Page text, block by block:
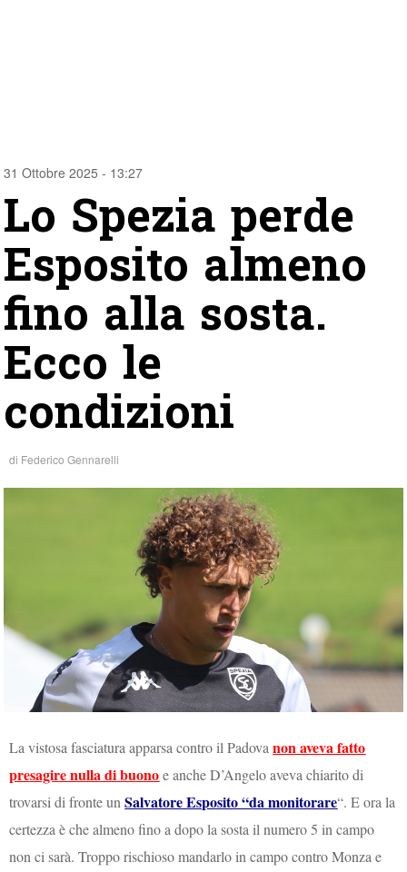
31 Ottobre 2025 - 13:27
Lo Spezia perde
Esposito almeno
fino alla sosta.
Ecco le
condizioni
di Federico Gennarelli
La vistosa fasciatura apparsa contro il Padovanon aveva fatto
presagire nulla di buonoe anche D’Angelo aveva chiarito di
trovarsi di fronte unSalvatore Esposito “da monitorare“. E ora la
certezza è che almeno fino a dopo la sosta il numero 5 in campo
non ci sarà. Troppo rischioso mandarlo in campo contro Monza e